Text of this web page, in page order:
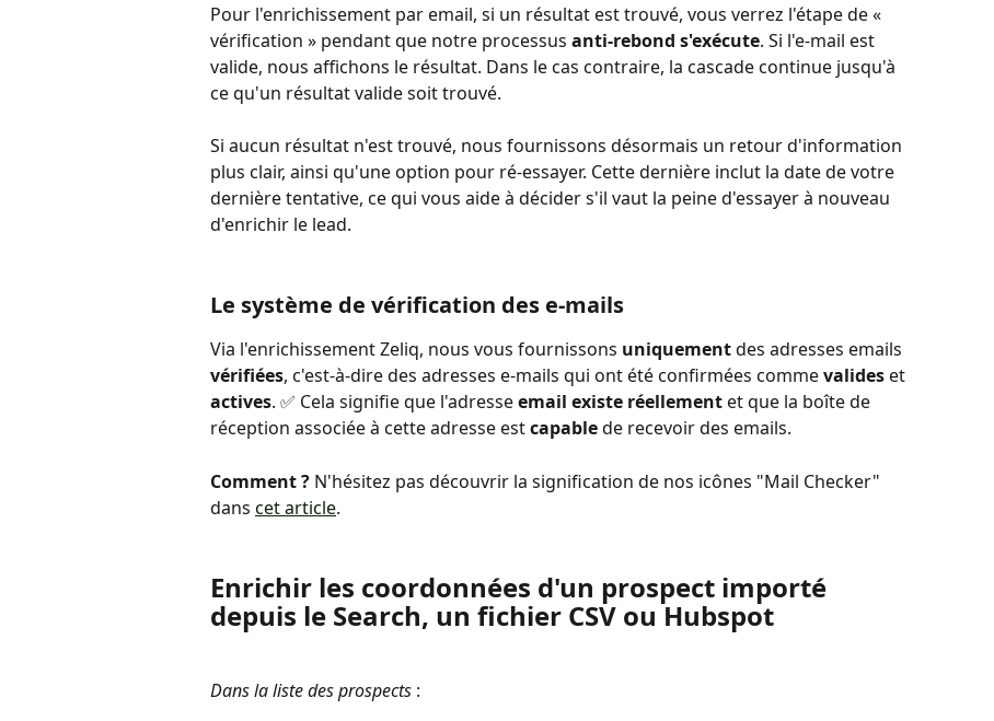
Pour l'enrichissement par email, si un résultat est trouvé, vous verrez l'étape de «
vérification » pendant que notre processus anti-rebond s'exécute. Si l'e-mail est
valide, nous affichons le résultat. Dans le cas contraire, la cascade continue jusqu'à
ce qu'un résultat valide soit trouvé.
Si aucun résultat n'est trouvé, nous fournissons désormais un retour d'information
plus clair, ainsi qu'une option pour ré-essayer. Cette dernière inclut la date de votre
dernière tentative, ce qui vous aide à décider s'il vaut la peine d'essayer à nouveau
d'enrichir le lead.
Le système de vérification des e-mails
Via l'enrichissement Zeliq, nous vous fournissons uniquement des adresses emails
vérifiées, c'est-à-dire des adresses e-mails qui ont été confirmées comme valides et
actives. ✅ Cela signifie que l'adresse email existe réellement et que la boîte de
réception associée à cette adresse est capable de recevoir des emails.​
Comment ? N'hésitez pas découvrir la signification de nos icônes "Mail Checker"
dans cet article.
Enrichir les coordonnées d'un prospect importé
depuis le Search, un fichier CSV ou Hubspot
Dans la liste des prospects :